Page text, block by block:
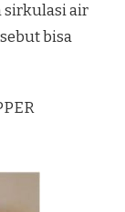
sirkulasi air
bisa